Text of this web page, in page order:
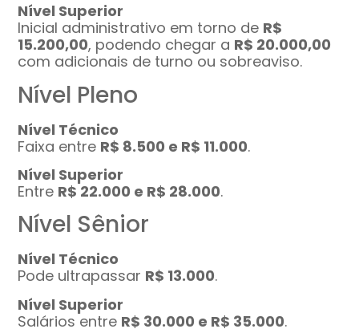
Nível Superior
Inicial administrativo em torno de R$
15.200,00, podendo chegar a R$ 20.000,00
com adicionais de turno ou sobreaviso.
Nível Pleno
Nível Técnico
Faixa entre R$ 8.500 e R$ 11.000.
Nível Superior
Entre R$ 22.000 e R$ 28.000.
Nível Sênior
Nível Técnico
Pode ultrapassar R$ 13.000.
Nível Superior
Salários entre R$ 30.000 e R$ 35.000.